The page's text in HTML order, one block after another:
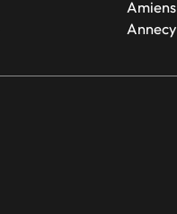
Amiens
Annecy